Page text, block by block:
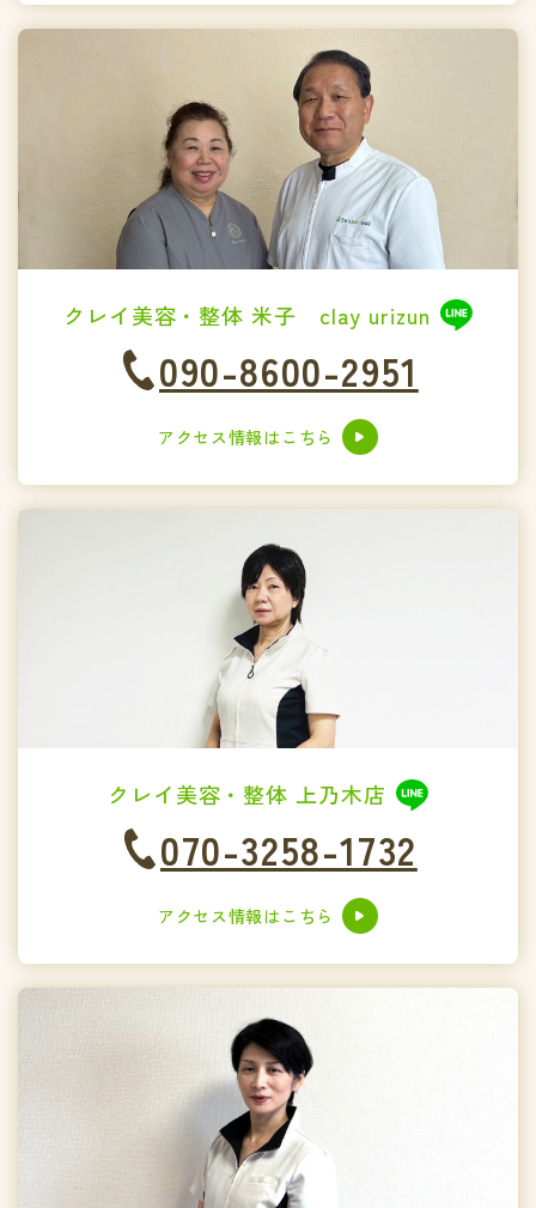
クレイ美容・整体 米子 clay urizun
090-8600-2951
アクセス情報はこちら
クレイ美容・整体 上乃木店
070-3258-1732
アクセス情報はこちら